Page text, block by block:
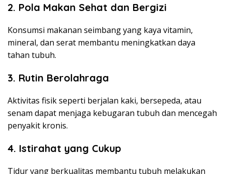
2. Pola Makan Sehat dan Bergizi
Konsumsi makanan seimbang yang kaya vitamin,
mineral, dan serat membantu meningkatkan daya
tahan tubuh.
3. Rutin Berolahraga
Aktivitas fisik seperti berjalan kaki, bersepeda, atau
senam dapat menjaga kebugaran tubuh dan mencegah
penyakit kronis.
4. Istirahat yang Cukup
Tidur yang berkualitas membantu tubuh melakukan